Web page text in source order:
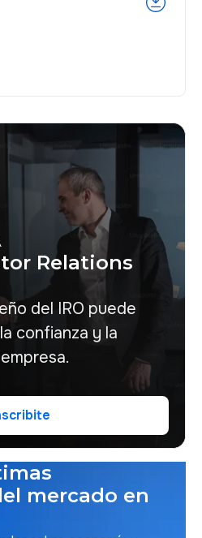
Relations
del IRO puede
confianza y la
mercado en